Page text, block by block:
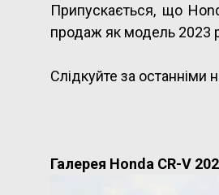
Припускається, що
продаж як модель 2023
Слідкуйте за останніми
Галерея Honda CR-V